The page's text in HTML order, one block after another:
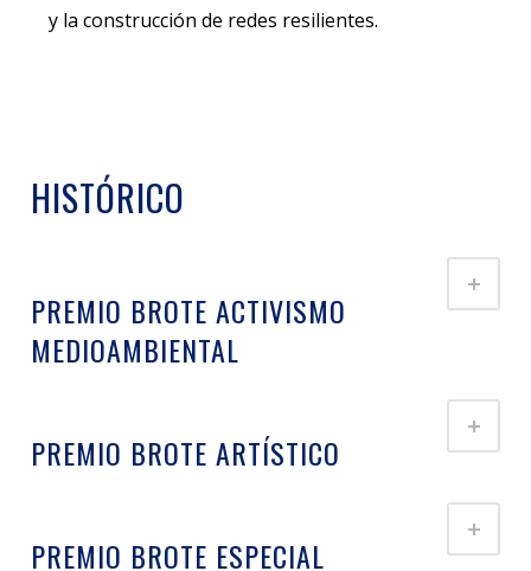
y la construcción de redes resilientes.
HISTÓRICO
PREMIO BROTE ACTIVISMO
MEDIOAMBIENTAL
PREMIO BROTE ARTÍSTICO
PREMIO BROTE ESPECIAL